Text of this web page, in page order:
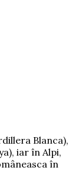
Blanca),
iar în Alpi,
în